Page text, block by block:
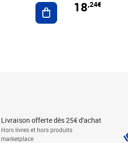
Ajouter au panier
18,24€
Livraison offerte dès 25€ d'achat
Hors livres et hors produits
marketplace